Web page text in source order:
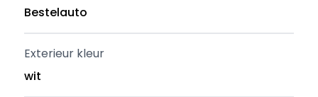
Bestelauto
Exterieur kleur
wit